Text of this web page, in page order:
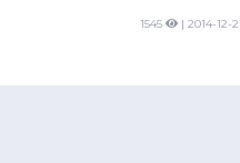
1545 | 2014-12-